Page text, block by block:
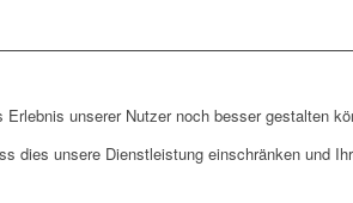
unserer Nutzer noch besser gestalten
dies unsere Dienstleistung einschränken und